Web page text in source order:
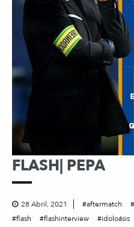
FLASH| PEPA
28 Abril, 2021 aftermatch
flash
flashinterview idoloásis